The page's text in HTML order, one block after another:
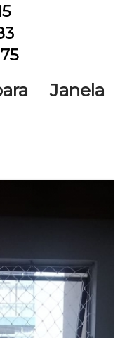
Janela